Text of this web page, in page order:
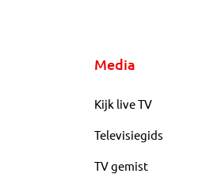
Media
Kijk live TV
Televisiegids
TV gemist